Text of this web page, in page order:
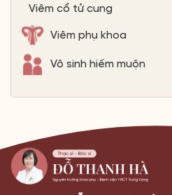
Viêm cổ tử cung
Viêm phụ khoa
Vô sinh hiếm muộn